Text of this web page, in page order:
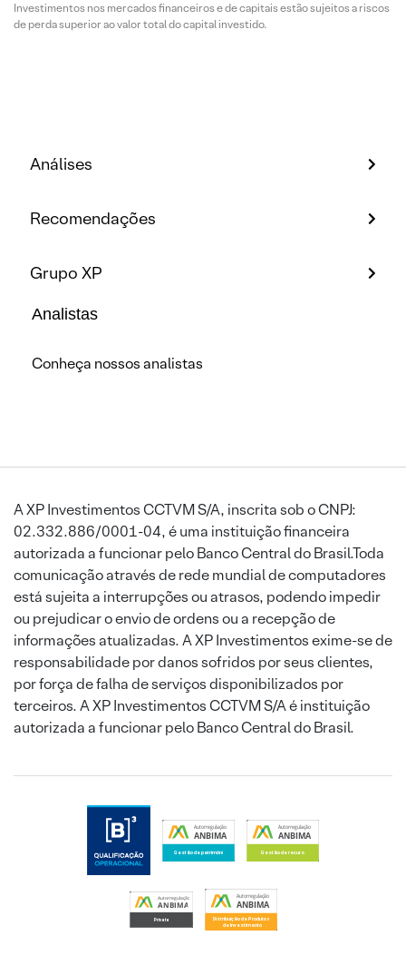
Investimentos nos mercados financeiros e de capitais estão sujeitos a riscos
de perda superior ao valor total do capital investido.
Análises
Recomendações
Grupo XP
Analistas
Conheça nossos analistas
A XP Investimentos CCTVM S/A, inscrita sob o CNPJ:
02.332.886/0001-04, é uma instituição financeira
autorizada a funcionar pelo Banco Central do Brasil.Toda
comunicação através de rede mundial de computadores
está sujeita a interrupções ou atrasos, podendo impedir
ou prejudicar o envio de ordens ou a recepção de
informações atualizadas. A XP Investimentos exime-se de
responsabilidade por danos sofridos por seus clientes,
por força de falha de serviços disponibilizados por
terceiros. A XP Investimentos CCTVM S/A é instituição
autorizada a funcionar pelo Banco Central do Brasil.